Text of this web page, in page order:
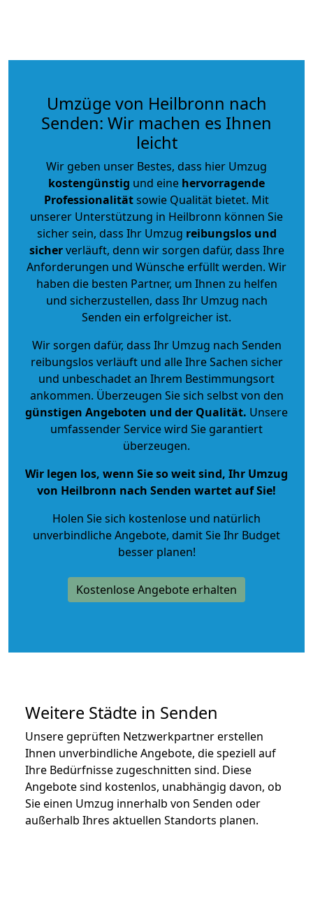
Umzüge von Heilbronn nach
Senden: Wir machen es Ihnen
leicht
Wir geben unser Bestes, dass hier Umzug
kostengünstig und eine hervorragende
Professionalitätsowie Qualität bietet. Mit
unserer Unterstützung in Heilbronn können Sie
sicher sein, dass Ihr Umzug reibungslos und
sicherverläuft, denn wir sorgen dafür, dass Ihre
Anforderungen und Wünsche erfüllt werden. Wir
haben die besten Partner, um Ihnen zu helfen
und sicherzustellen, dass Ihr Umzug nach
Senden ein erfolgreicher ist.
Wir sorgen dafür, dass Ihr Umzug nach Senden
reibungslos verläuft und alle Ihre Sachen sicher
und unbeschadet an Ihrem Bestimmungsort
ankommen. Überzeugen Sie sich selbst von den
günstigen Angeboten und der Qualität. Unsere
umfassender Service wird Sie garantiert
überzeugen.
Wir legen los, wenn Sie so weit sind, Ihr Umzug
von Heilbronn nach Senden wartet auf Sie!
Holen Sie sich kostenlose und natürlich
unverbindliche Angebote, damit Sie Ihr Budget
besser planen!
Kostenlose Angebote erhalten
Weitere Städte in Senden
Unsere geprüften Netzwerkpartner erstellen
Ihnen unverbindliche Angebote, die speziell auf
Ihre Bedürfnisse zugeschnitten sind. Diese
Angebote sind kostenlos, unabhängig davon, ob
Sie einen Umzug innerhalb von Senden oder
außerhalb Ihres aktuellen Standorts planen.